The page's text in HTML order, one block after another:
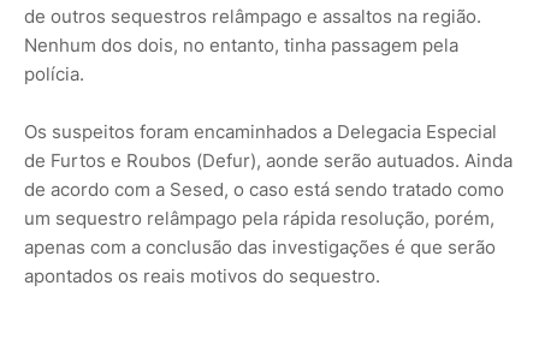
de outros sequestros relâmpago e assaltos na região.
Nenhum dos dois, no entanto, tinha passagem pela
polícia.
Os suspeitos foram encaminhados a Delegacia Especial
de Furtos e Roubos (Defur), aonde serão autuados. Ainda
de acordo com a Sesed, o caso está sendo tratado como
um sequestro relâmpago pela rápida resolução, porém,
apenas com a conclusão das investigações é que serão
apontados os reais motivos do sequestro.